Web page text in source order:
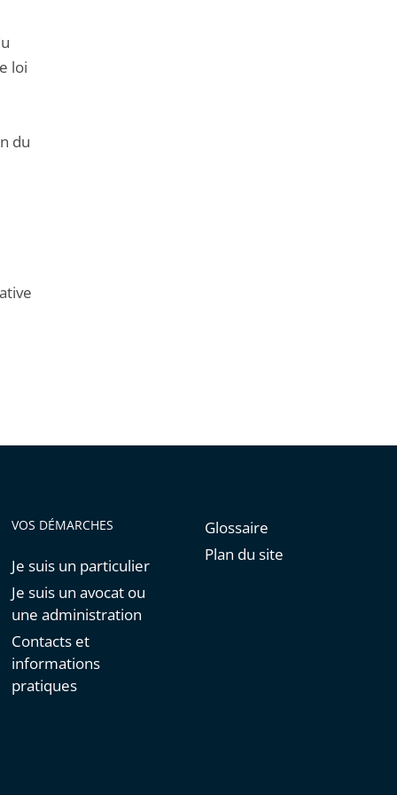
loi
du
VOS DÉMARCHES
Je suis un particulier
Je suis un avocat ou
une administration
Contacts et
informations
pratiques
Glossaire
Plan du site